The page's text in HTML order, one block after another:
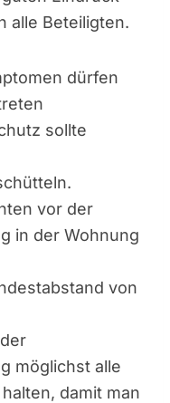
alle Beteiligten.
dürfen
sollte
vor der
in der Wohnung
von
möglichst alle
damit man